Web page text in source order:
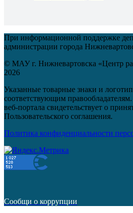
При информационной поддержке
администрации города
© МАУ г. Нижневартовска «Центр
2026
Указанные товарные знаки и
соответствующим
веб-портала свидетельствует о
Пользовательского соглашения.
Политика конфиденциальности
Сообщи о коррупции